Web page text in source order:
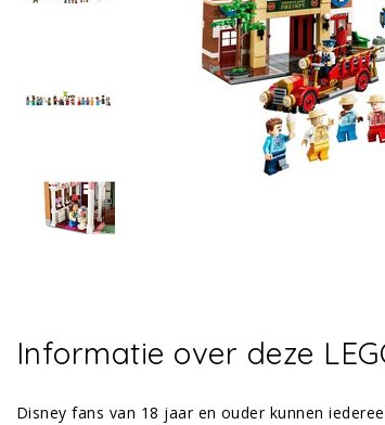
Informatie over deze
Disney fans van 18 jaar en ouder kunnen